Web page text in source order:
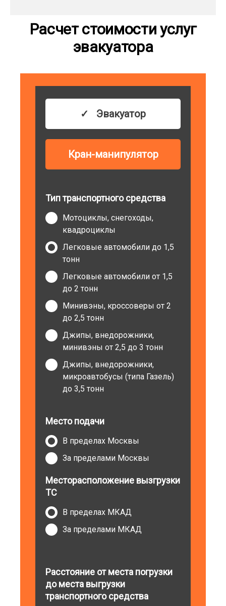
Расчет стоимости услуг
эвакуатора
Эвакуатор
Кран-манипулятор
Тип транспортного средства
Мотоциклы, снегоходы,
квадроциклы
Легковые автомобили до 1,5
тонн
Легковые автомобили от 1,5
до 2 тонн
Минивэны, кроссоверы от 2
до 2,5 тонн
Джипы, внедорожники,
минивэны от 2,5 до 3 тонн
Джипы, внедорожники,
микроавтобусы (типа Газель)
до 3,5 тонн
Место подачи
В пределах Москвы
За пределами Москвы
Месторасположение вызгрузки
ТС
В пределах МКАД
За пределами МКАД
Расстояние от места погрузки
до места выгрузки
транспортного средства